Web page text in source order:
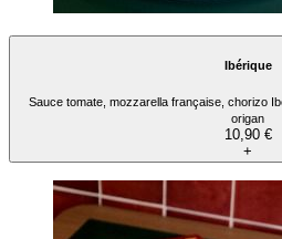
Ibérique
Sauce tomate, mozzarella française, chorizo
origan
10,90 €
+